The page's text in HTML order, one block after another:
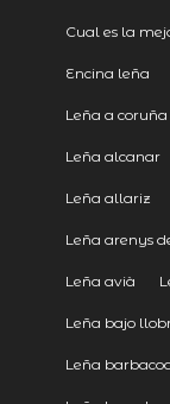
Cual es la
Encina leña
Leña a
Leña alcanar
Leña allariz
Leña arenys
Leña avià
Leña bajo
Leña